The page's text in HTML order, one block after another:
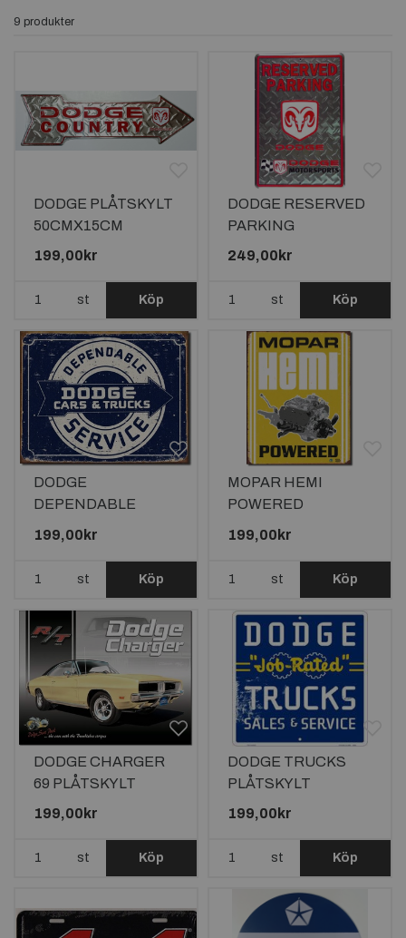
9 produkter
DODGE PLÅTSKYLT
50CMX15CM
199,00kr
st Köp
DODGE RESERVED
PARKING
PLÅTSKYLT
249,00kr
st Köp
DODGE
DEPENDABLE
SERVICE
PLÅTSKYLT
199,00kr
st Köp
MOPAR HEMI
POWERED
PLÅTSKYLT
40,5x31,5cm
199,00kr
st Köp
DODGE CHARGER
69 PLÅTSKYLT
40,5x31,5cm
199,00kr
st Köp
DODGE TRUCKS
PLÅTSKYLT
30,5x30,5cm
199,00kr
st Köp